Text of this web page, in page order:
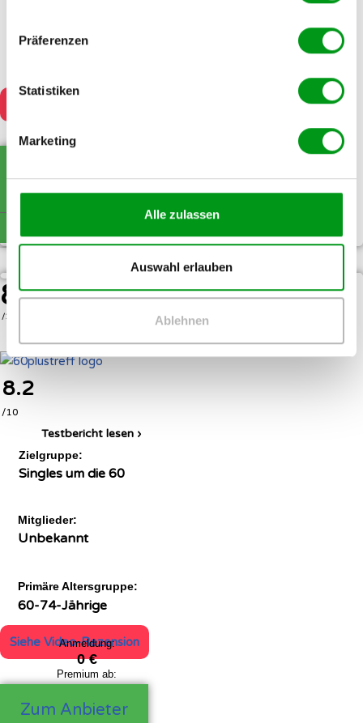
Präferenzen
Statistiken
Marketing
Alle zulassen
Auswahl erlauben
Ablehnen
Primäre Altersgruppe:
Premium ab:
29,00 €
Mehr lesen
Siehe Video-Rezension
8.2
/10
8.2
/10
Testbericht lesen ›
Zielgruppe:
Singles um die 60
Mitglieder:
Unbekannt
Primäre Altersgruppe:
60-74-Jährige
Siehe Video-Rezension
Anmeldung:
0 €
Premium ab:
Zum Anbieter